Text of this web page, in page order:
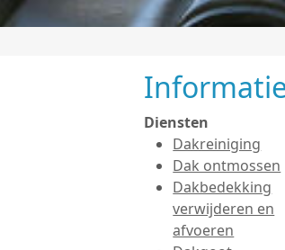
Diensten
Dakreiniging
Dak ontmossen
Dakbedekking
verwijderen en
afvoeren